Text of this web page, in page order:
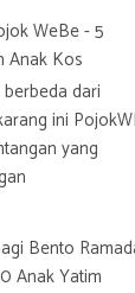
WeBe - 5
Anak Kos
dari
ini
yang
Bento
Anak Yatim